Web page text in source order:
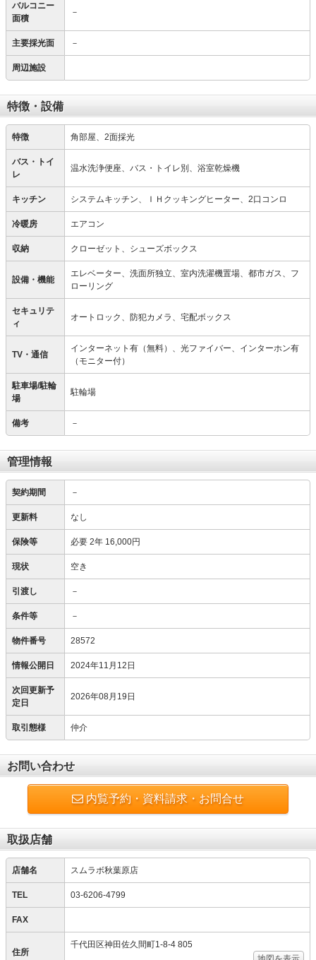
バルコニー
面積
－
主要採光面 －
周辺施設
特徴・設備
特徴 角部屋、2面採光
バス・トイ
レ
温水洗浄便座、バス・トイレ別、浴室乾燥機
キッチン システムキッチン、ＩＨクッキングヒーター、2口コンロ
冷暖房 エアコン
収納 クローゼット、シューズボックス
設備・機能
エレベーター、洗面所独立、室内洗濯機置場、都市ガス、フ
ローリング
セキュリテ
ィ
オートロック、防犯カメラ、宅配ボックス
TV・通信
インターネット有（無料）、光ファイバー、インターホン有
（モニター付）
駐車場/駐輪
場
駐輪場
備考 －
管理情報
契約期間 －
更新料 なし
保険等 必要 2年 16,000円
現状 空き
引渡し －
条件等 －
物件番号 28572
情報公開日 2024年11月12日
次回更新予
定日
2026年08月19日
取引態様 仲介
お問い合わせ
内覧予約・資料請求・お問合せ
取扱店舗
店舗名 スムラボ秋葉原店
TEL 03-6206-4799
FAX
住所
千代田区神田佐久間町1-8-4 805